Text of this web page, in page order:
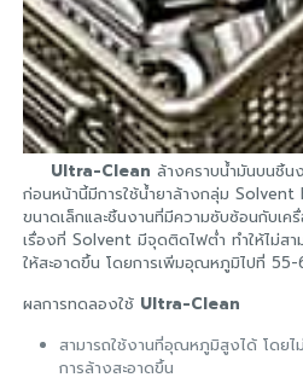
Ultra-Clean ล้างคราบน้ำมันบนชิ้น
ก่อนหน้านี้มีการใช้น้ำยาล้างกลุ่ม
ขนาดเล็กและชิ้นงานที่มีความซับซ้อนกับเ
เรื่องที่ Solvent มีจุดติดไฟต่ำ ทำให้ไม่สา
ให้สะอาดขึ้น โดยการเพิ่มอุณหภูมิไปที่ 55-
ผลการทดลองใช้ Ultra-Clean
สามารถใช้งานที่อุณหภูมิสูงได้ โดยไ
การล้างสะอาดขึ้น